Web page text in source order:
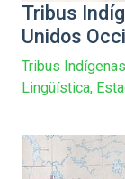
Tribus
Unidos
Tribus
Lingüística,